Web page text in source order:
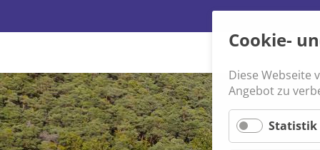
Navigation
überspringen
Cookie-
Diese Webseite
Angebot zu
Statistik